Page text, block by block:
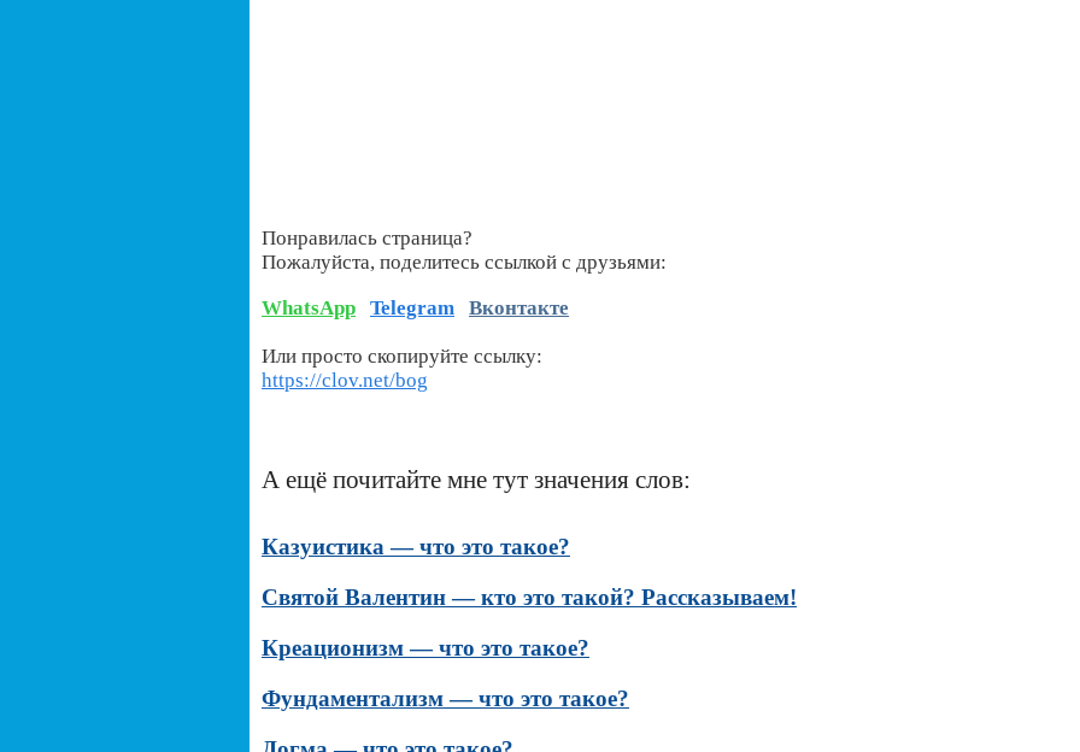
Понравилась страница?
Пожалуйста, поделитесь ссылкой с друзьями:
WhatsApp
Telegram Вконтакте
Или просто скопируйте ссылку:
https://clov.net/bog
А ещё почитайте мне тут значения слов:
Казуистика — что это такое?
Святой Валентин — кто это такой? Рассказываем!
Креационизм — что это такое?
Фундаментализм — что это такое?